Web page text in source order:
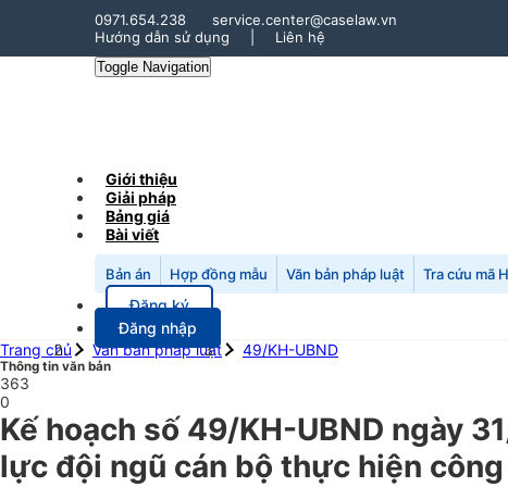
0971.654.238
service.center@caselaw.vn
Hướng dẫn sử dụng
Liên hệ
Toggle Navigation
Giới thiệu
Giải pháp
Bảng giá
Bài viết
Bản án Hợp đồng mẫu Văn bản pháp luật Tra cứu mã
Đăng ký
Đăng nhập
Trang chủ
Văn bản pháp luật 49/KH-UBND
Thông tin văn bản
363
0
Kế hoạch số 49/KH-UBND ngày
lực đội ngũ cán bộ thực hiện